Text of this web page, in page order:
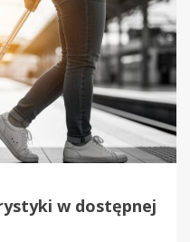
w dostępnej